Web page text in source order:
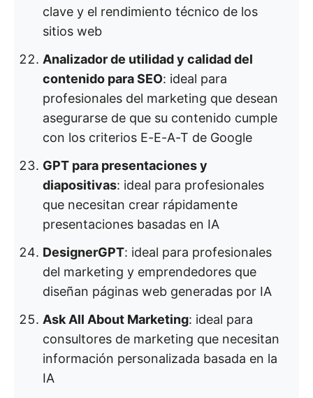
clave y el rendimiento técnico de los
sitios web
Analizador de utilidad y calidad del
contenido para SEO: ideal para
profesionales del marketing que desean
asegurarse de que su contenido cumple
con los criterios E-E-A-T de Google
GPT para presentaciones y
diapositivas: ideal para profesionales
que necesitan crear rápidamente
presentaciones basadas en IA
DesignerGPT: ideal para profesionales
del marketing y emprendedores que
diseñan páginas web generadas por IA
Ask All About Marketing: ideal para
consultores de marketing que necesitan
información personalizada basada en la
IA